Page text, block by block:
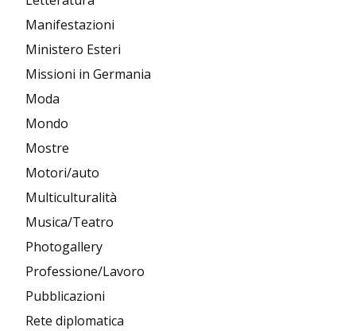
Manifestazioni
Ministero Esteri
Missioni in Germania
Moda
Mondo
Mostre
Motori/auto
Multiculturalità
Musica/Teatro
Photogallery
Professione/Lavoro
Pubblicazioni
Rete diplomatica